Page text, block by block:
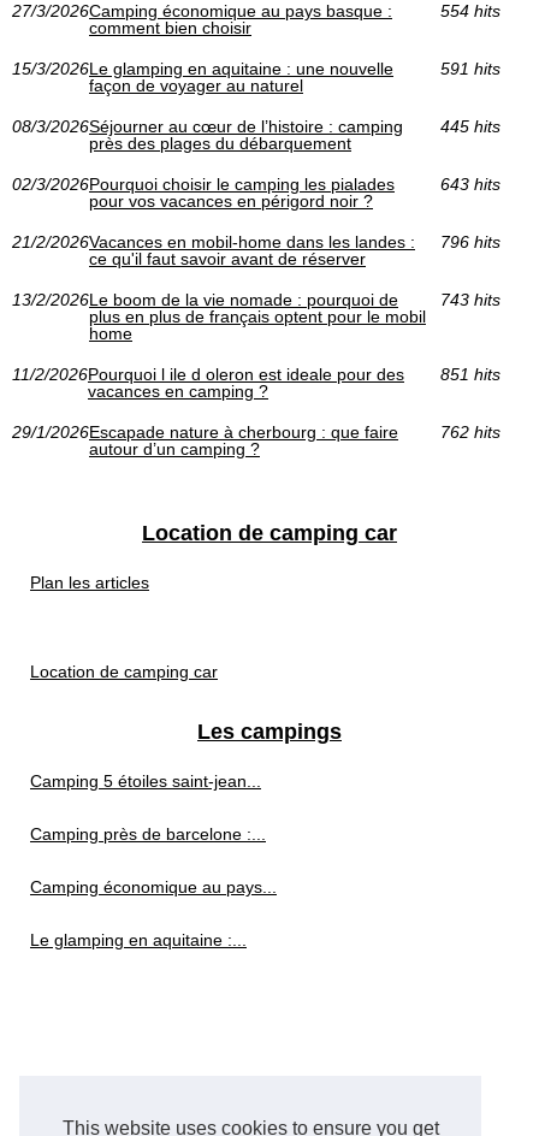
This website uses cookies to ensure you get
27/3/2026Camping économique au pays basque :
comment bien choisir
554 hits
15/3/2026Le glamping en aquitaine : une nouvelle
façon de voyager au naturel
591 hits
08/3/2026Séjourner au cœur de l’histoire : camping
près des plages du débarquement
445 hits
02/3/2026Pourquoi choisir le camping les pialades
pour vos vacances en périgord noir ?
643 hits
21/2/2026Vacances en mobil-home dans les landes :
ce qu'il faut savoir avant de réserver
796 hits
13/2/2026Le boom de la vie nomade : pourquoi de
plus en plus de français optent pour le mobil
home
743 hits
11/2/2026Pourquoi l ile d oleron est ideale pour des
vacances en camping ?
851 hits
29/1/2026Escapade nature à cherbourg : que faire
autour d’un camping ?
762 hits
Location de camping car
Plan les articles
Location de camping car
Les campings
Camping 5 étoiles saint-jean...
Camping près de barcelone :...
Camping économique au pays...
Le glamping en aquitaine :...